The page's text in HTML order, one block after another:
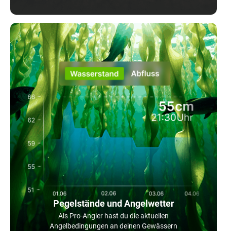
Pegelstände und Angelwetter
Als Pro-Angler hast du die aktuellen
Angelbedingungen an deinen Gewässern